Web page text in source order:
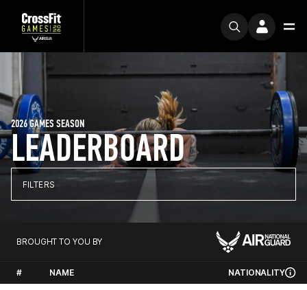
LEADERBOARD
2026 GAMES SEASON
FILTERS
BROUGHT TO YOU BY
# NAME NATIONALITY